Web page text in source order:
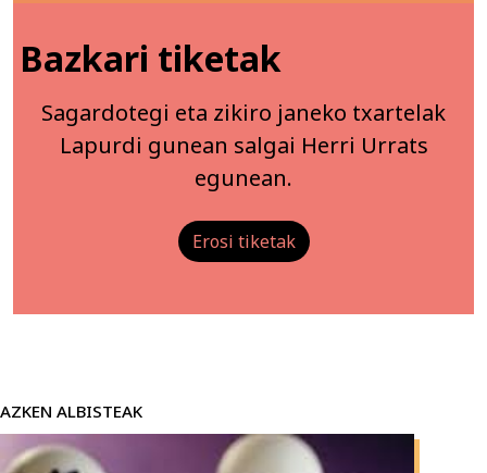
Bazkari tiketak
Sagardotegi eta zikiro janeko txartelak
Lapurdi gunean salgai Herri Urrats
egunean.
Erosi tiketak
AZKEN ALBISTEAK